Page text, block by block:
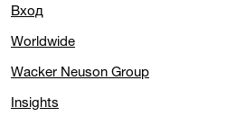
Вход
Worldwide
Wacker Neuson Group
Insights